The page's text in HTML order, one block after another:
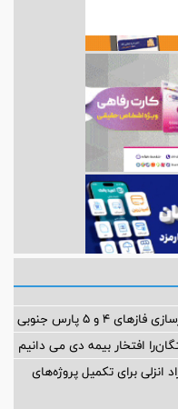
و ۵ پارس جنوبی
افتخار بیمه دی می دانیم
برای تكمیل پروژه‌های